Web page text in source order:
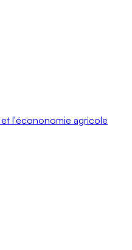
l'écononomie agricole